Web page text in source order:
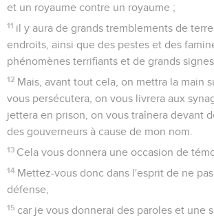
et un royaume contre un royaume ;
11 il y aura de grands tremblements de
endroits, ainsi que des pestes et des
phénomènes terrifiants et de grands
12 Mais, avant tout cela, on mettra la main
vous persécutera, on vous livrera aux
jettera en prison, on vous traînera devant
des gouverneurs à cause de mon nom.
13 Cela vous donnera une occasion de
14 Mettez-vous donc dans l'esprit de ne
défense,
15 car je vous donnerai des paroles et une